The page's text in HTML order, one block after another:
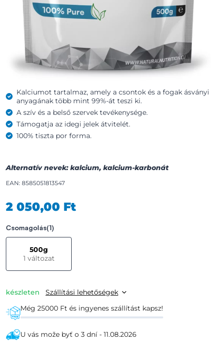
Kalciumot tartalmaz, amely a csontok és a fogak ásványi
anyagának több mint 99%-át teszi ki.
A szív és a belső szervek tevékenysége.
Támogatja az idegi jelek átvitelét.
100% tiszta por forma.
Alternatív nevek: kalcium, kalcium-karbonát
EAN: 8585051813547
2 050,00 Ft
Csomagolás(1)
500g
1 változat
készleten
Szállítási lehetőségek
Még 25000 Ft és ingyenes szállítást kapsz!
U vás može byť o 3 dní - 11.08.2026